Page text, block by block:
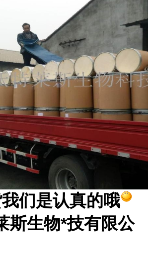
们是认真的哦
斯生物*技有限公